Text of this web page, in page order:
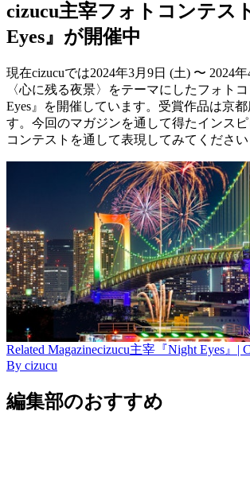
cizucu主宰フォトコンテス
Eyes』が開催中
現在cizucuでは2024年3月9日 (土) 〜 2024
〈心に残る夜景〉をテーマにしたフォト
Eyes』を開催しています。受賞作品は京
す。今回のマガジンを通して得たインス
コンテストを通して表現してみてください
Related Magazinecizucu主宰『Night Eyes』|
By cizucu
編集部のおすすめ